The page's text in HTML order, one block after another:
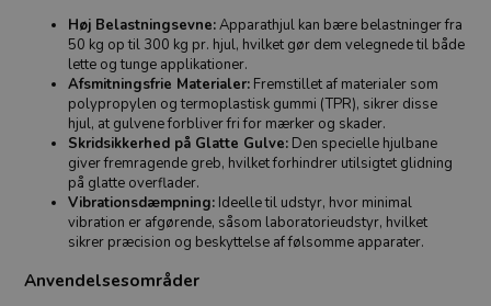
Høj Belastningsevne:Apparathjul kan bære belastninger fra
50 kg op til 300 kg pr. hjul, hvilket gør dem velegnede til både
lette og tunge applikationer.
Afsmitningsfrie Materialer: Fremstillet af materialer som
polypropylen og termoplastisk gummi (TPR), sikrer disse
hjul, at gulvene forbliver fri for mærker og skader.
Skridsikkerhed på Glatte Gulve: Den specielle hjulbane
giver fremragende greb, hvilket forhindrer utilsigtet glidning
på glatte overflader.
Vibrationsdæmpning: Ideelle til udstyr, hvor minimal
vibration er afgørende, såsom laboratorieudstyr, hvilket
sikrer præcision og beskyttelse af følsomme apparater.
Anvendelsesområder